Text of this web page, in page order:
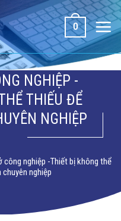
0
NGHIỆP -
THIẾU ĐỂ
NGHIỆP
công nghiệp -Thiết bị không thể
nghiệp